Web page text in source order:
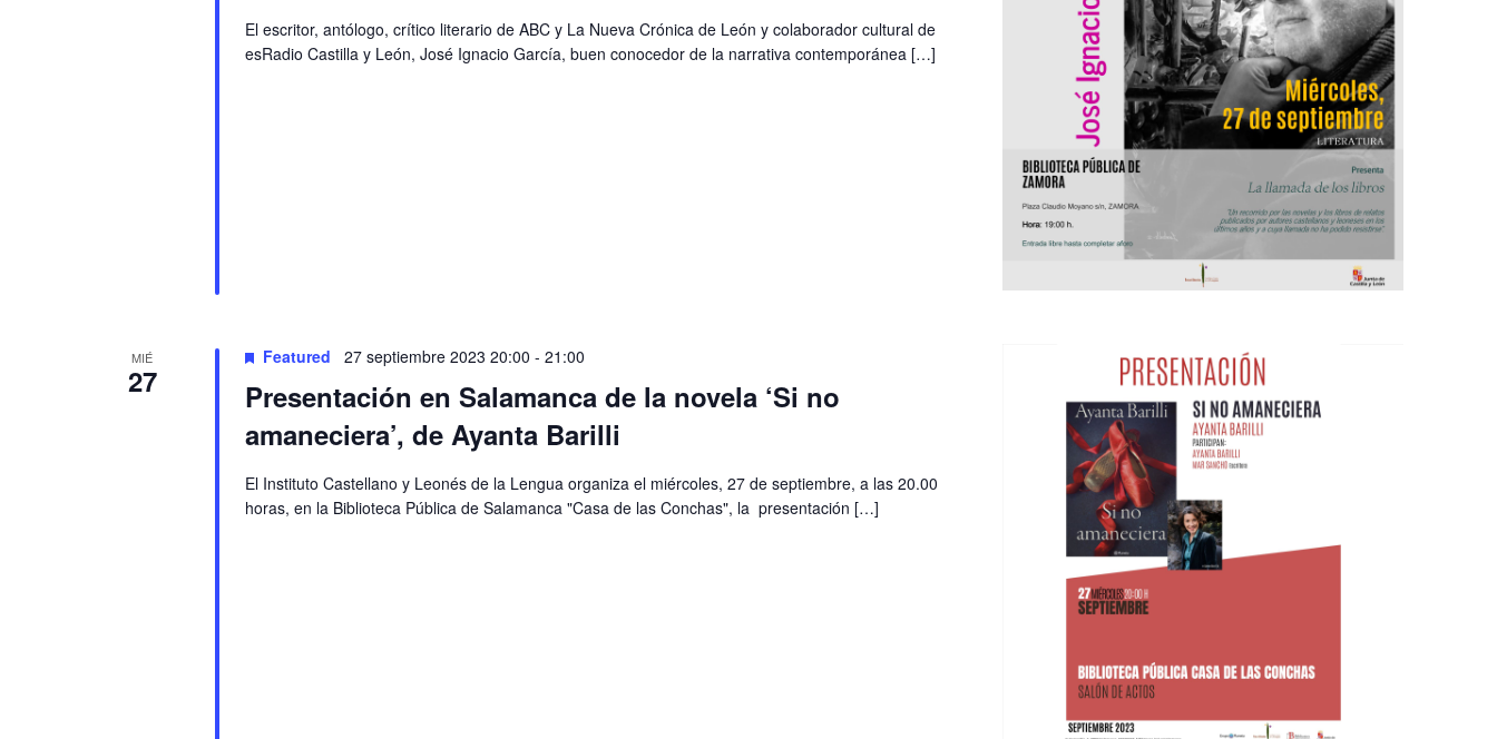
El escritor, antólogo, crítico literario de ABC y La Nueva Crónica de León y colaborador cultural de
esRadio Castilla y León, José Ignacio García, buen conocedor de la narrativa contemporánea […]
MIÉ
27
Featured 27 septiembre 2023 20:00 - 21:00
Presentación en Salamanca de la novela ‘Si no
amaneciera’, de Ayanta Barilli
El Instituto Castellano y Leonés de la Lengua organiza el miércoles, 27 de septiembre, a las 20.00
horas, en la Biblioteca Pública de Salamanca "Casa de las Conchas", la presentación […]